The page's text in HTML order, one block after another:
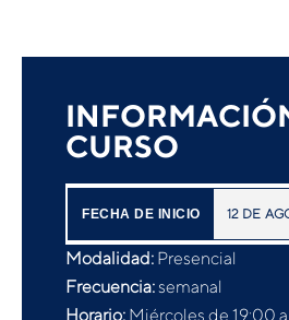
CURSO
FECHA DE INICIO 12 DE
Modalidad: Presencial
Frecuencia:semanal
Horario: Miércoles de 19:00 a